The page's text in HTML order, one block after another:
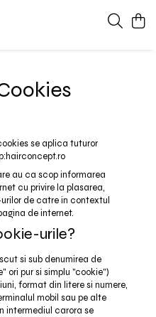
se aplica tuturor
au ca scop informarea
cu privire la plasarea,
de catre in contextul
de internet.
urile?
si sub denumirea de
ori pur si simplu "cookie")
format din litere si numere,
mobil sau pe alte
intermediul carora se